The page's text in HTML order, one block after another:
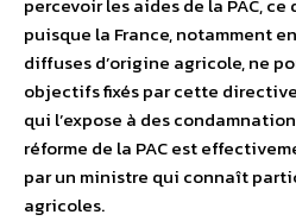
puisque la France, notamment
diffuses d’origine agricole, ne
objectifs fixés par cette directive
qui l’expose à des
réforme de la PAC est
par un ministre qui connaît
agricoles.